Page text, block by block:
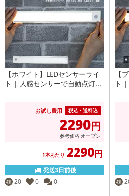
【ホワイト】LEDセンサーライ
ト | 人感センサーで自動点灯...
お試し費用 税込・送料込
2290円
参考価格 オープン
1本あたり 2290円
発送3日前後
残 20 0 0
【
ト
残